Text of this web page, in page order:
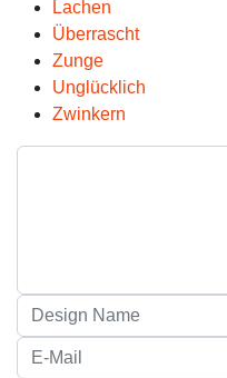
Lachen
Überrascht
Zunge
Unglücklich
Zwinkern